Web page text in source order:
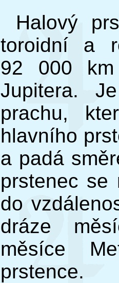
Halový
toroidní a
92 000
Jupitera.
prachu,
hlavního
a padá
prstenec se
do
dráze
měsíce
prstence.